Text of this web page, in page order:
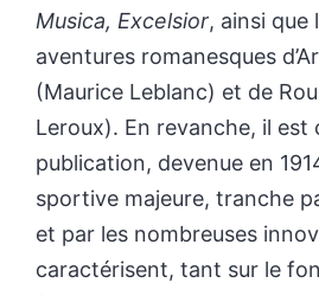
Musica, Excelsior, ainsi que
aventures romanesques
(Maurice Leblanc) et de
Leroux). En revanche, il
publication, devenue en
sportive majeure, tranche
et par les nombreuses
caractérisent, tant sur le